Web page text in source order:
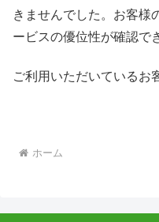
きませんでした。お客様
ービスの優位性が確認で
ご利用いただいているお
ホーム